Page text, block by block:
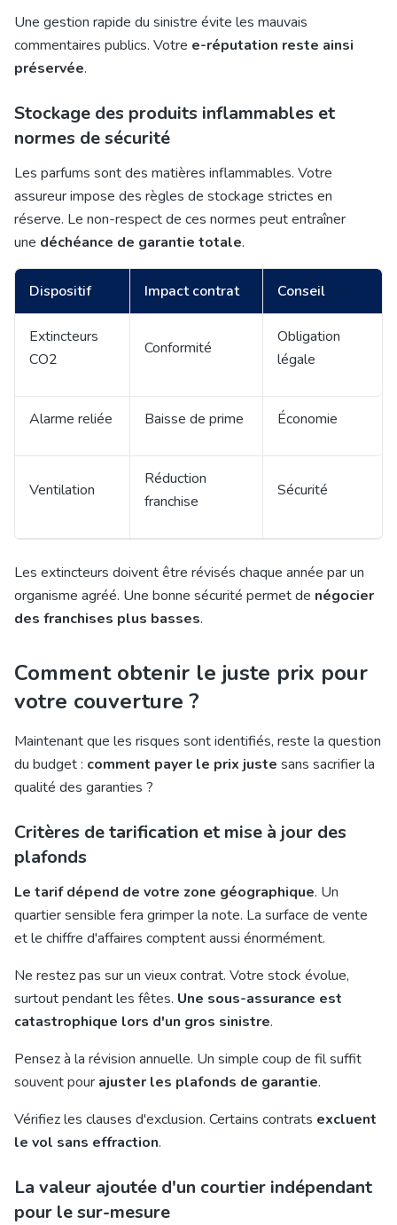
Une gestion rapide du sinistre évite les mauvais
commentaires publics. Votre e-réputation reste ainsi
préservée.
Stockage des produits inflammables et
normes de sécurité
Les parfums sont des matières inflammables. Votre
assureur impose des règles de stockage strictes en
réserve. Le non-respect de ces normes peut entraîner
une déchéance de garantie totale.
Dispositif Impact contrat Conseil
Extincteurs
CO2
Conformité
Obligation
légale
Alarme reliée Baisse de prime Économie
Ventilation
Réduction
franchise
Sécurité
Les extincteurs doivent être révisés chaque année par un
organisme agréé. Une bonne sécurité permet de négocier
des franchises plus basses.
Comment obtenir le juste prix pour
votre couverture ?
Maintenant que les risques sont identifiés, reste la question
du budget : comment payer le prix juste sans sacrifier la
qualité des garanties ?
Critères de tarification et mise à jour des
plafonds
Le tarif dépend de votre zone géographique. Un
quartier sensible fera grimper la note. La surface de vente
et le chiffre d'affaires comptent aussi énormément.
Ne restez pas sur un vieux contrat. Votre stock évolue,
surtout pendant les fêtes. Une sous-assurance est
catastrophique lors d'un gros sinistre.
Pensez à la révision annuelle. Un simple coup de fil suffit
souvent pour ajuster les plafonds de garantie.
Vérifiez les clauses d'exclusion. Certains contrats excluent
le vol sans effraction.
La valeur ajoutée d'un courtier indépendant
pour le sur-mesure